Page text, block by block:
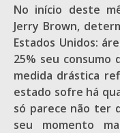
No início deste
Jerry Brown,
Estados Unidos:
25% seu
medida drástica
estado sofre há
só parece não ter
seu momento